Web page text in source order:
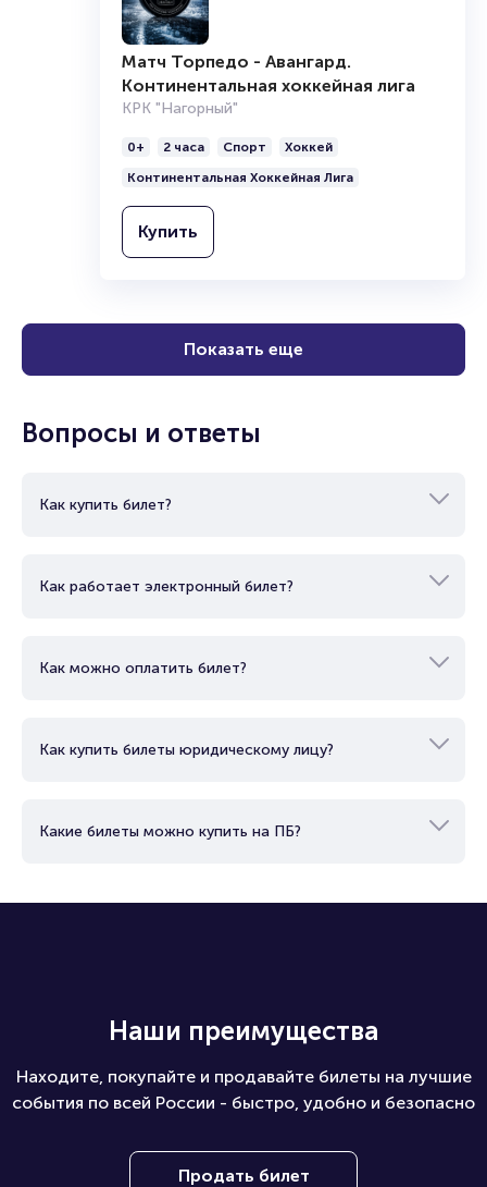
Матч Торпедо - Авангард.
Континентальная хоккейная лига
КРК "Нагорный"
0+ 2 часа Спорт
Хоккей
Континентальная Хоккейная Лига
Купить
Показать еще
Вопросы и ответы
Как купить билет?
Как работает электронный билет?
Как можно оплатить билет?
Как купить билеты юридическому лицу?
Какие билеты можно купить на ПБ?
Наши преимущества
Находите, покупайте и продавайте билеты на лучшие
события по всей России - быстро, удобно и безопасно
Продать билет